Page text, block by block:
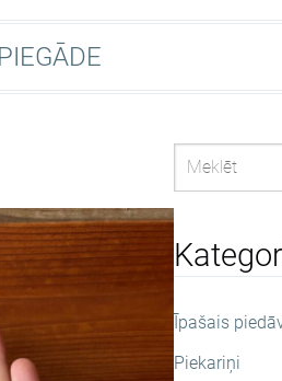
PIEGĀDE
Īpašais
Piekariņi